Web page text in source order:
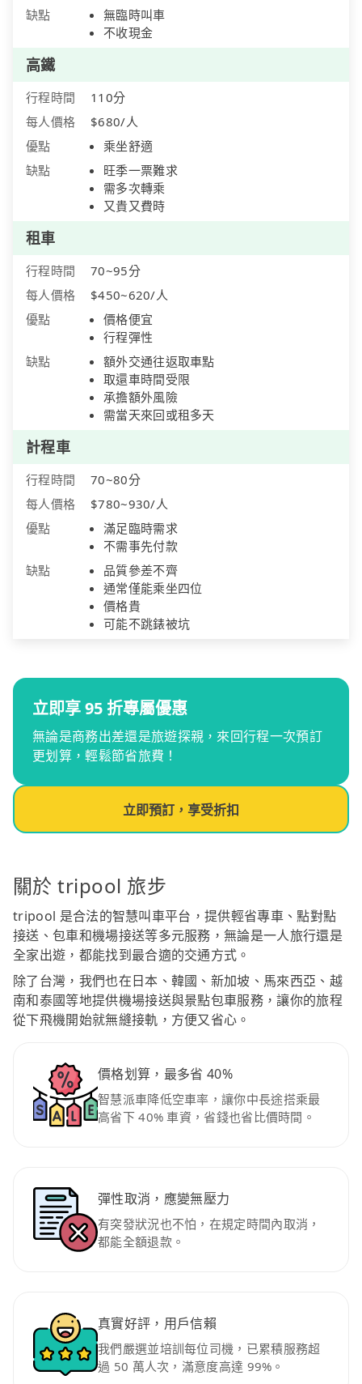
缺點
無臨時叫車
不收現金
高鐵
行程時間
110分
每人價格
$680/人
優點
乘坐舒適
缺點
旺季一票難求
需多次轉乘
又貴又費時
租車
行程時間
70~95分
每人價格
$450~620/人
優點
價格便宜
行程彈性
缺點
額外交通往返取車點
取還車時間受限
承擔額外風險
需當天來回或租多天
計程車
行程時間
70~80分
每人價格
$780~930/人
優點
滿足臨時需求
不需事先付款
缺點
品質參差不齊
通常僅能乘坐四位
價格貴
可能不跳錶被坑
立即享 95 折專屬優惠
無論是商務出差還是旅遊探親，來回行程一次預訂
更划算，輕鬆節省旅費！
立即預訂，享受折扣
關於 tripool 旅步
tripool 是合法的智慧叫車平台，提供輕省專車、點對點
接送、包車和機場接送等多元服務，無論是一人旅行還是
全家出遊，都能找到最合適的交通方式。
除了台灣，我們也在日本、韓國、新加坡、馬來西亞、越
南和泰國等地提供機場接送與景點包車服務，讓你的旅程
從下飛機開始就無縫接軌，方便又省心。
價格划算，最多省 40%
智慧派車降低空車率，讓你中長途搭乘最
高省下 40% 車資，省錢也省比價時間。
彈性取消，應變無壓力
有突發狀況也不怕，在規定時間內取消，
都能全額退款。
真實好評，用戶信賴
我們嚴選並培訓每位司機，已累積服務超
過 50 萬人次，滿意度高達 99%。